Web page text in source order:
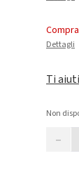
Dettagli
Ti
Non
–